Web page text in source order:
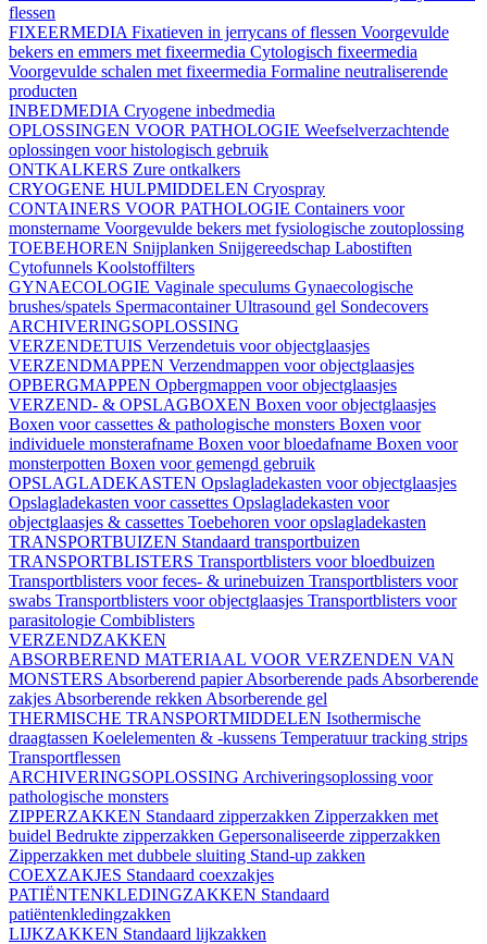
flessen
FIXEERMEDIA Fixatieven in jerrycans of flessen Voorgevulde
bekers en emmers met fixeermedia Cytologisch fixeermedia
Voorgevulde schalen met fixeermedia Formaline neutraliserende
producten
INBEDMEDIA Cryogene inbedmedia
OPLOSSINGEN VOOR PATHOLOGIE Weefselverzachtende
oplossingen voor histologisch gebruik
ONTKALKERS Zure ontkalkers
CRYOGENE HULPMIDDELEN Cryospray
CONTAINERS VOOR PATHOLOGIE Containers voor
monstername Voorgevulde bekers met fysiologische zoutoplossing
TOEBEHOREN Snijplanken Snijgereedschap Labostiften
Cytofunnels Koolstoffilters
GYNAECOLOGIE Vaginale speculums Gynaecologische
brushes/spatels SpermacontainerUltrasound gel Sondecovers
ARCHIVERINGSOPLOSSING
VERZENDETUIS Verzendetuis voor objectglaasjes
VERZENDMAPPEN Verzendmappen voor objectglaasjes
OPBERGMAPPEN Opbergmappen voor objectglaasjes
VERZEND- & OPSLAGBOXEN Boxen voor objectglaasjes
Boxen voor cassettes & pathologische monsters Boxen voor
individuele monsterafname Boxen voor bloedafname Boxen voor
monsterpotten Boxen voor gemengd gebruik
OPSLAGLADEKASTEN Opslagladekasten voor objectglaasjes
Opslagladekasten voor cassettes Opslagladekasten voor
objectglaasjes & cassettes Toebehoren voor opslagladekasten
TRANSPORTBUIZEN Standaard transportbuizen
TRANSPORTBLISTERS Transportblisters voor bloedbuizen
Transportblisters voor feces- & urinebuizen Transportblisters voor
swabs Transportblisters voor objectglaasjes Transportblisters voor
parasitologie Combiblisters
VERZENDZAKKEN
ABSORBEREND MATERIAAL VOOR VERZENDEN VAN
MONSTERS Absorberend papierAbsorberende pads Absorberende
zakjes Absorberende rekken Absorberende gel
THERMISCHE TRANSPORTMIDDELEN Isothermische
draagtassen Koelelementen & -kussens Temperatuur tracking strips
Transportflessen
ARCHIVERINGSOPLOSSING Archiveringsoplossing voor
pathologische monsters
ZIPPERZAKKEN Standaard zipperzakken Zipperzakken met
buidel Bedrukte zipperzakken Gepersonaliseerde zipperzakken
Zipperzakken met dubbele sluiting Stand-up zakken
COEXZAKJES Standaard coexzakjes
PATIËNTENKLEDINGZAKKEN Standaard
patiëntenkledingzakken
LIJKZAKKEN Standaard lijkzakken